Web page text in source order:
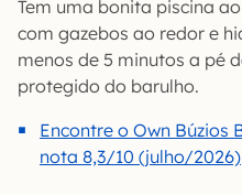
Tem uma bonita piscina
com gazebos ao redor e
menos de 5 minutos a pé
protegido do barulho.
Encontre o Own Búzios
nota 8,3/10 (julho/2026)